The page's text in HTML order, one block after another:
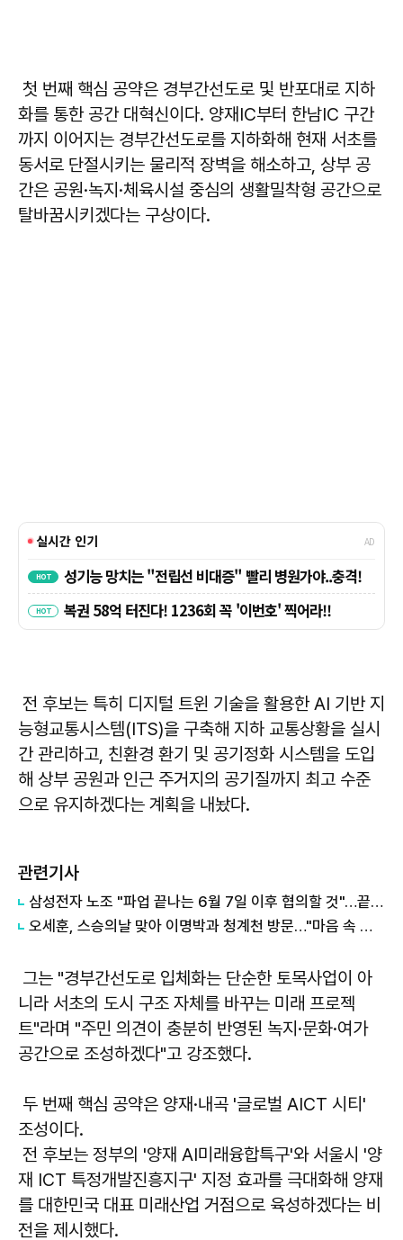
첫 번째 핵심 공약은 경부간선도로 및 반포대로 지하
화를 통한 공간 대혁신이다. 양재IC부터 한남IC 구간
까지 이어지는 경부간선도로를 지하화해 현재 서초를
동서로 단절시키는 물리적 장벽을 해소하고, 상부 공
간은 공원·녹지·체육시설 중심의 생활밀착형 공간으로
탈바꿈시키겠다는 구상이다.
전 후보는 특히 디지털 트윈 기술을 활용한 AI 기반 지
능형교통시스템(ITS)을 구축해 지하 교통상황을 실시
간 관리하고, 친환경 환기 및 공기정화 시스템을 도입
해 상부 공원과 인근 주거지의 공기질까지 최고 수준
으로 유지하겠다는 계획을 내놨다.
관련기사
삼성전자 노조 "파업 끝나는 6월 7일 이후 협의할 것"…끝내 대화 거부
오세훈, 스승의날 맞아 이명박과 청계천 방문…"마음 속 스승"
그는 "경부간선도로 입체화는 단순한 토목사업이 아
니라 서초의 도시 구조 자체를 바꾸는 미래 프로젝
트"라며 "주민 의견이 충분히 반영된 녹지·문화·여가
공간으로 조성하겠다"고 강조했다.
두 번째 핵심 공약은 양재·내곡 '글로벌 AICT 시티'
조성이다.
전 후보는 정부의 '양재 AI미래융합특구'와 서울시 '양
재 ICT 특정개발진흥지구' 지정 효과를 극대화해 양재
를 대한민국 대표 미래산업 거점으로 육성하겠다는 비
전을 제시했다.